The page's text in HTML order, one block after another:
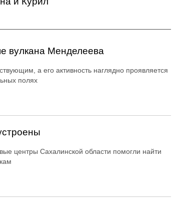
вулкана Менделеева
а его активность наглядно проявляется
полях
центры Сахалинской области помогли найти